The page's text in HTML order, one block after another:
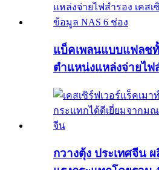
แบ็คเพลนแบบแฟลช
ตำแหน่งแหล่งจ่ายไฟ
กวางตุ้ง ประเทศจีน